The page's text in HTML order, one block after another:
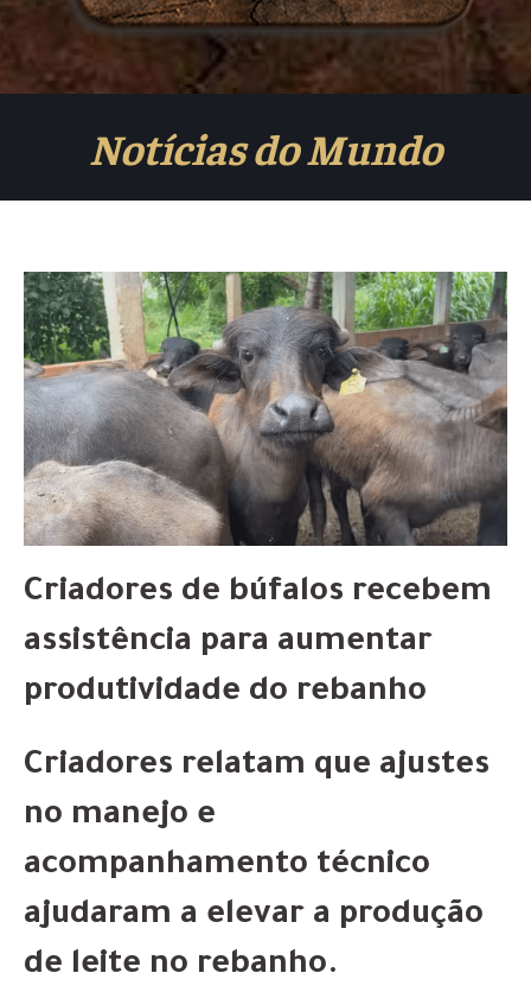
Notícias do Mundo
Criadores de búfalos recebem
assistência para aumentar
produtividade do rebanho
Criadores relatam que ajustes
no manejo e
acompanhamento técnico
ajudaram a elevar a produção
de leite no rebanho.